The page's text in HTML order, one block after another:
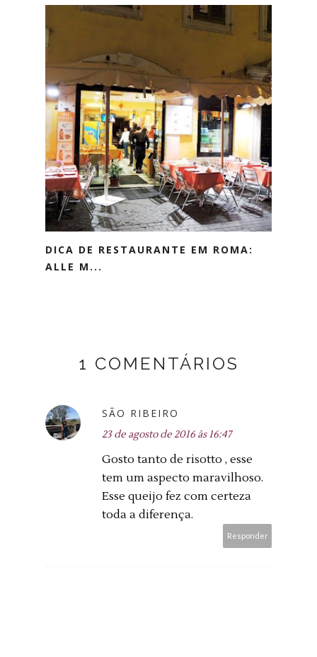
DICA DE RESTAURANTE EM ROMA:
ALLE M...
1 COMENTÁRIOS
SÃO RIBEIRO
23 de agosto de 2016 às 16:47
Gosto tanto de risotto , esse
tem um aspecto maravilhoso.
Esse queijo fez com certeza
toda a diferença.
Responder